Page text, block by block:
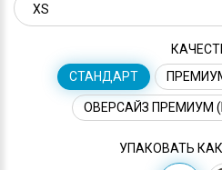
СТАНДАРТ
ОВЕРСАЙЗ ПРЕМИУМ
УПАКОВАТЬ